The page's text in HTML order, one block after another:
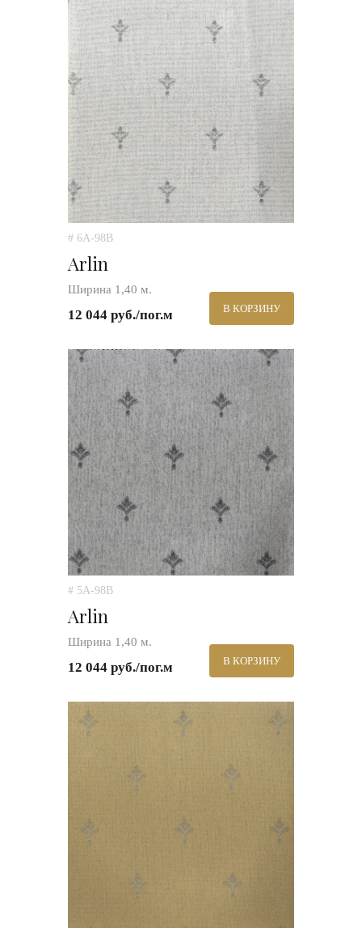
# 6A-98B
Arlin
Ширина 1,40 м.
12 044 руб./пог.м В КОРЗИНУ
# 5A-98B
Arlin
Ширина 1,40 м.
12 044 руб./пог.м В КОРЗИНУ